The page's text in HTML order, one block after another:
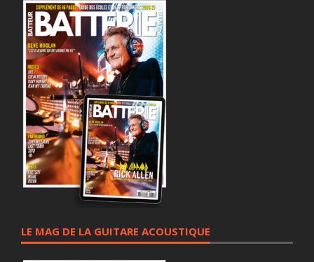
LE MAG DE LA GUITARE ACOUSTIQUE